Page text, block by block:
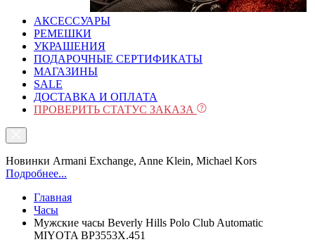
АКСЕССУАРЫ
РЕМЕШКИ
УКРАШЕНИЯ
ПОДАРОЧНЫЕ СЕРТИФИКАТЫ
МАГАЗИНЫ
SALE
ДОСТАВКА И ОПЛАТА
ПРОВЕРИТЬ СТАТУС ЗАКАЗА
Новинки Armani Exchange, Anne Klein, Michael Kors
Подробнее...
Главная
Часы
Мужские часы Beverly Hills Polo Club Automatic
MIYOTA BP3553X.451